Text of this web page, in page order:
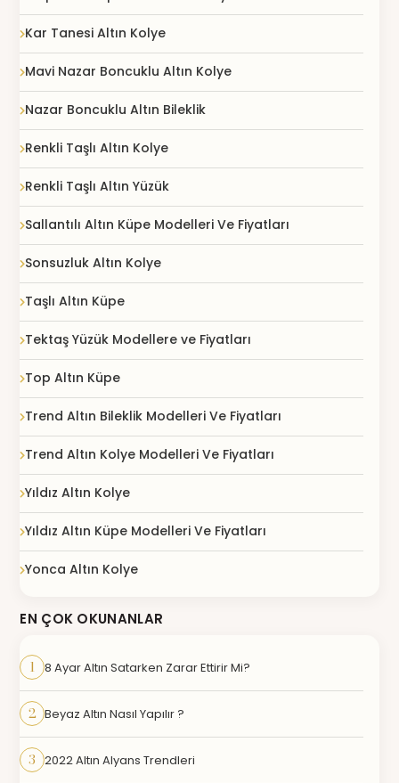
Kar Tanesi Altın Kolye
Mavi Nazar Boncuklu Altın Kolye
Nazar Boncuklu Altın Bileklik
Renkli Taşlı Altın Kolye
Renkli Taşlı Altın Yüzük
Sallantılı Altın Küpe Modelleri Ve Fiyatları
Sonsuzluk Altın Kolye
Taşlı Altın Küpe
Tektaş Yüzük Modellere ve Fiyatları
Top Altın Küpe
Trend Altın Bileklik Modelleri Ve Fiyatları
Trend Altın Kolye Modelleri Ve Fiyatları
Yıldız Altın Kolye
Yıldız Altın Küpe Modelleri Ve Fiyatları
Yonca Altın Kolye
EN ÇOK OKUNANLAR
1 8 Ayar Altın Satarken Zarar Ettirir Mi?
2 Beyaz Altın Nasıl Yapılır ?
3 2022 Altın Alyans Trendleri